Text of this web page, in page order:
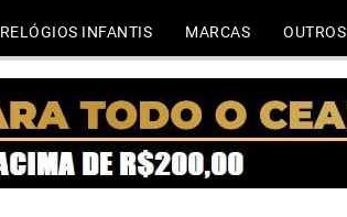
RELÓGIOS INFANTIS MARCAS OUTROS